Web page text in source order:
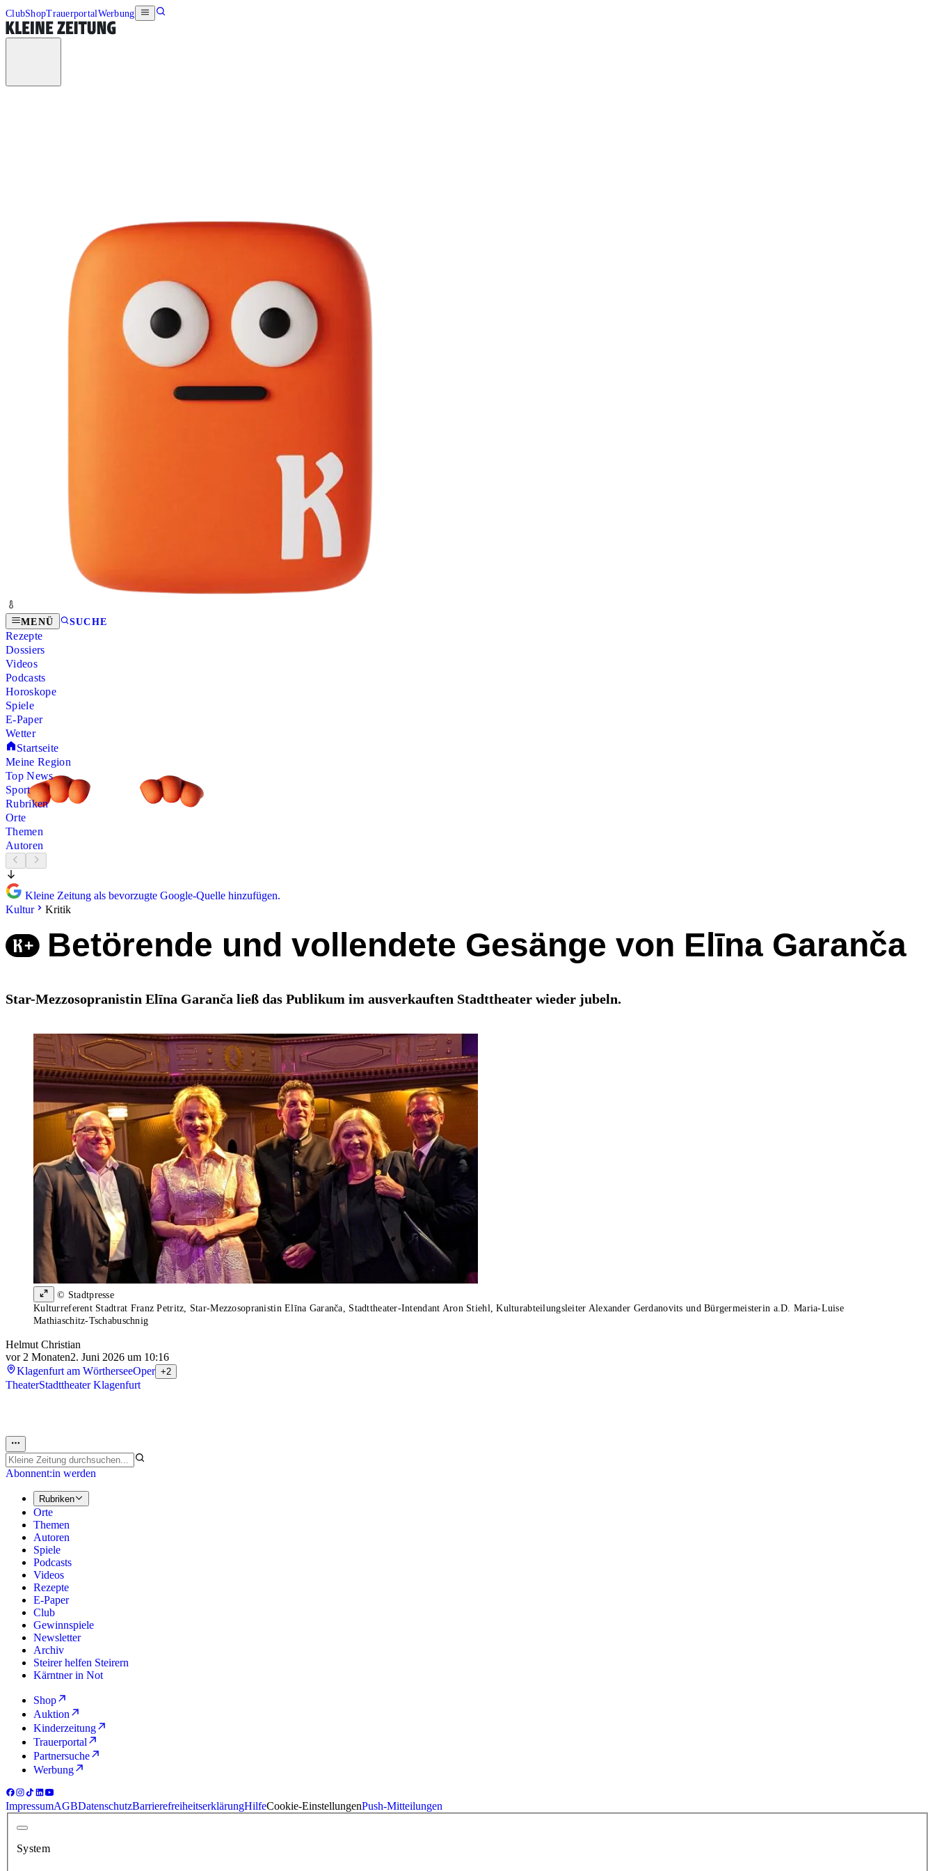
ClubShopTrauerportalWerbung
MENÜ SUCHE
Rezepte
Dossiers
Videos
Podcasts
Horoskope
Spiele
E-Paper
Wetter
Startseite
Meine Region
Top News
Sport
Rubriken
Orte
Themen
Autoren
Kleine Zeitung als bevorzugte Google-Quelle hinzufügen.
Kultur
Kritik
Betörende und vollendete Gesänge von Elīna Garanča
Star-Mezzosopranistin Elīna Garanča ließ das Publikum im ausverkauften Stadttheater wieder jubeln.
© Stadtpresse
Kulturreferent Stadtrat Franz Petritz, Star-Mezzosopranistin Elīna Garanča, Stadttheater-Intendant Aron Stiehl, Kulturabteilungsleiter Alexander Gerdanovits und Bürgermeisterin a.D. Maria-Luise
Mathiaschitz-Tschabuschnig
Helmut Christian
vor 2 Monaten2. Juni 2026 um 10:16
Klagenfurt am WörtherseeOper +2
TheaterStadttheater Klagenfurt
Abonnent:in werden
Rubriken
Orte
Themen
Autoren
Spiele
Podcasts
Videos
Rezepte
E-Paper
Club
Gewinnspiele
Newsletter
Archiv
Steirer helfen Steirern
Kärntner in Not
Shop
Auktion
Kinderzeitung
Trauerportal
Partnersuche
Werbung
ImpressumAGBDatenschutzBarrierefreiheitserklärungHilfeCookie-EinstellungenPush-Mitteilungen
System